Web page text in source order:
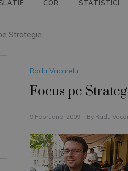
COR STATISTICI
Strategie
Radu Vacarelu
Focus pe
9 Februarie, 2009 By Radu